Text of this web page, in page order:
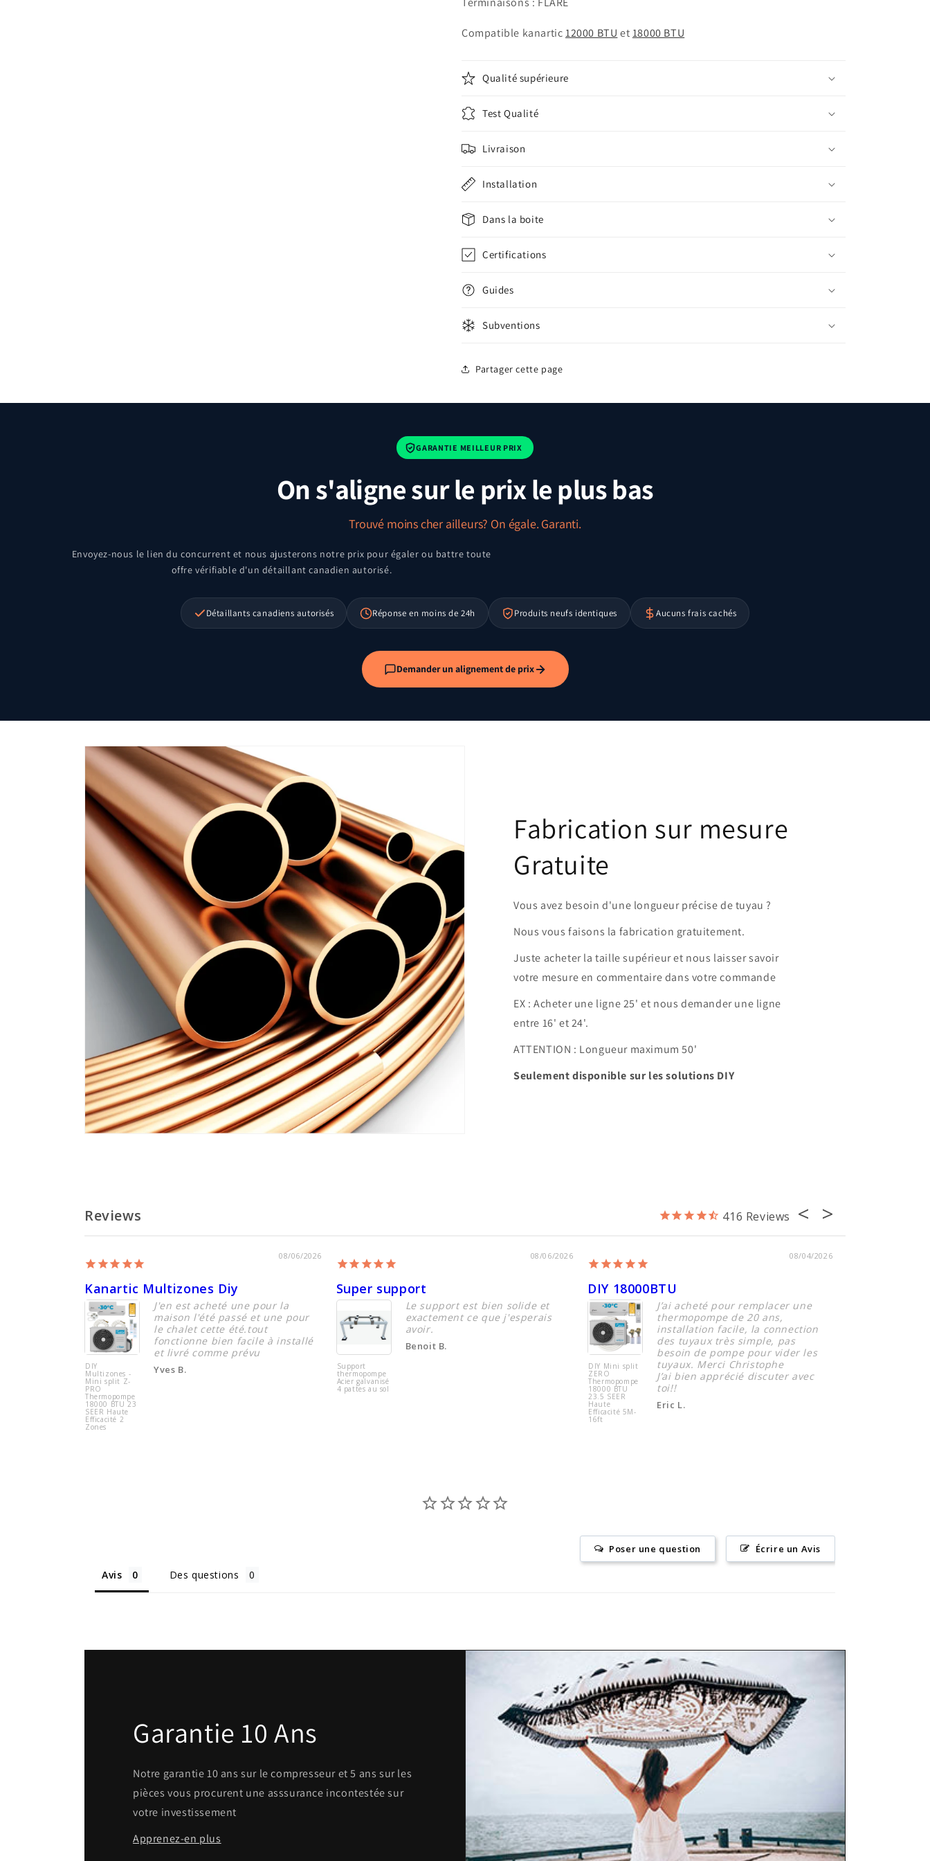
Compatible kanartic12000 BTU et18000 BTU
Qualité supérieure
Test Qualité
Livraison
Installation
Dans la boite
Certifications
Guides
Subventions
Partager cette page
GARANTIE MEILLEUR PRIX
On s'aligne sur le prix le plus bas
Trouvé moins cher ailleurs? On égale. Garanti.
Envoyez-nous le lien du concurrent et nous ajusterons notre prix pour égaler ou battre toute
offre vérifiable d'un détaillant canadien autorisé.
Détaillants canadiens autorisés Réponse en moins de 24h Produits neufs identiques Aucuns frais cachés
Demander un alignement de prix
Fabrication sur mesure
Gratuite
Vous avez besoin d'une longueur précise de tuyau ?
Nous vous faisons la fabrication gratuitement.
Juste acheter la taille supérieur et nous laisser savoir
votre mesure en commentaire dans votre commande
EX : Acheter une ligne 25' et nous demander une ligne
entre 16' et 24'.
ATTENTION : Longueur maximum 50'
Seulement disponible sur les solutions DIY
Reviews 416
08/06/2026
Kanartic Multizones Diy
DIY
Multizones -
Mini split Z-
PRO
Thermopompe
18000 BTU 23
SEER Haute
Efficacité 2
Zones
J'en est acheté une pour la
maison l'été passé et une pour
le chalet cette été.tout
fonctionne bien facile à installé
et livré comme prévu
Yves B.
08/06/2026
Super support
Support
thermopompe
Acier galvanisé
4 pattes au sol
Le support est bien solide et
exactement ce que j'esperais
avoir.
Benoit B.
08/04/2026
DIY 18000BTU
DIY Mini split
ZERO
Thermopompe
18000 BTU
23.5 SEER
Haute
Efficacité 5M-
16ft
J’ai acheté pour remplacer une
thermopompe de 20 ans,
installation facile, la connection
des tuyaux très simple, pas
besoin de pompe pour vider les
tuyaux. Merci Christophe
J’ai bien apprécié discuter avec
toi!!
Eric L.
Écrire un Avis
Poser une question
Avis Des questions
Garantie 10 Ans
Notre garantie 10 ans sur le compresseur et 5 ans sur les
pièces vous procurent une asssurance incontestée sur
votre investissement
Apprenez-en plus